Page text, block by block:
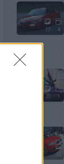
17 4
20 1
12